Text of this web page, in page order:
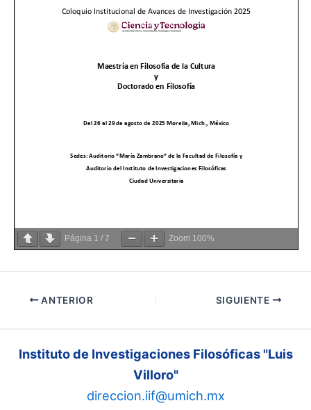
Página 1 / 7 Zoom 100%
ANTERIOR SIGUIENTE
Instituto de Investigaciones Filosóficas "Luis
Villoro"
direccion.iif@umich.mx